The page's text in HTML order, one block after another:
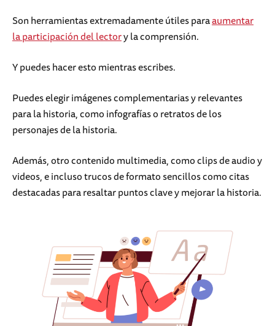
Son herramientas extremadamente útiles paraaumentar
la participación del lectory la comprensión.
Y puedes hacer esto mientras escribes.
Puedes elegir imágenes complementarias y relevantes
para la historia, como infografías o retratos de los
personajes de la historia.
Además, otro contenido multimedia, como clips de audio y
videos, e incluso trucos de formato sencillos como citas
destacadas para resaltar puntos clave y mejorar la historia.